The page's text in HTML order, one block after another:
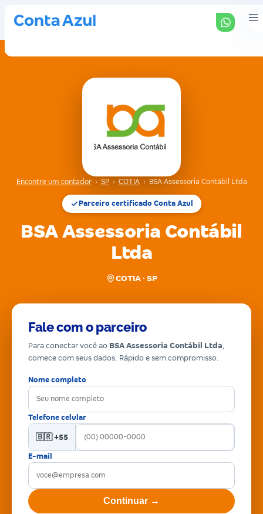
Encontre um contador › SP › COTIA › BSA Assessoria Contábil Ltda
Parceiro certificado Conta Azul
BSA Assessoria Contábil
Ltda
COTIA · SP
Fale com o parceiro
Para conectar você ao BSA Assessoria Contábil Ltda,
comece com seus dados. Rápido e sem compromisso.
Nome completo
Telefone celular
🇧🇷 +55
E-mail
Continuar →